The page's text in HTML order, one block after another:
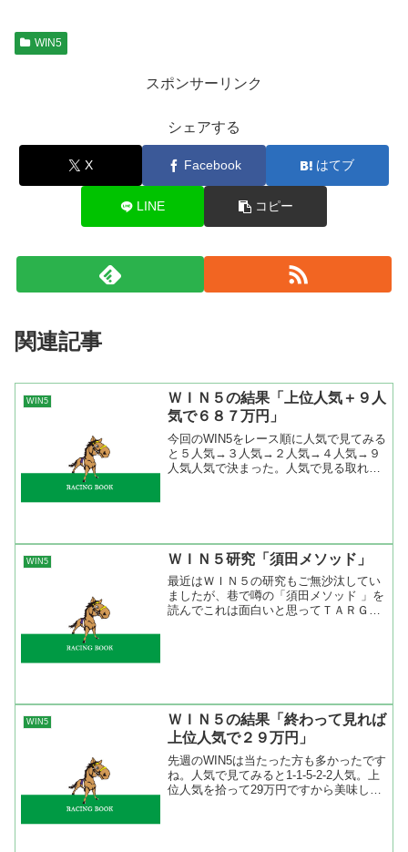
WIN5
スポンサーリンク
シェアする
X Facebook はてブ
LINE コピー
関連記事
WIN5
ＷＩＮ５の結果「上位人気＋９人
気で６８７万円」
今回のWIN5をレース順に人気で見てみる
と５人気→３人気→２人気→４人気→９
人気人気で決まった。人気で見る取れな
WIN5 ＷＩＮ５研究「須田メソッド」
最近はＷＩＮ５の研究もご無沙汰してい
ましたが、巷で噂の「須田メソッド 」を
読んでこれは面白いと思ってＴＡＲＧＥ
WIN5
ＷＩＮ５の結果「終わって見れば
上位人気で２９万円」
先週のWIN5は当たった方も多かったです
ね。人気で見てみると1-1-5-2-2人気。上
位人気を拾って29万円ですから美味しい